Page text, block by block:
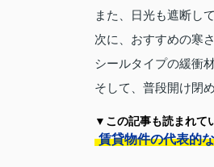
また、日光も遮断し
次に、おすすめの寒
シールタイプの緩衝
そして、普段開け閉
▼この記事も読まれて
賃貸物件の代表的